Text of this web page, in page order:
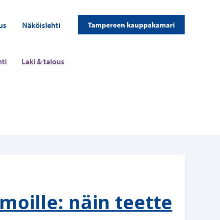
Näköislehti Tampereen kauppakamari
Laki & talous
näin teette